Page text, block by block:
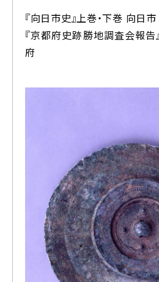
『向日市史』上巻・下巻 向日
『京都府史跡勝地調査会報告
府